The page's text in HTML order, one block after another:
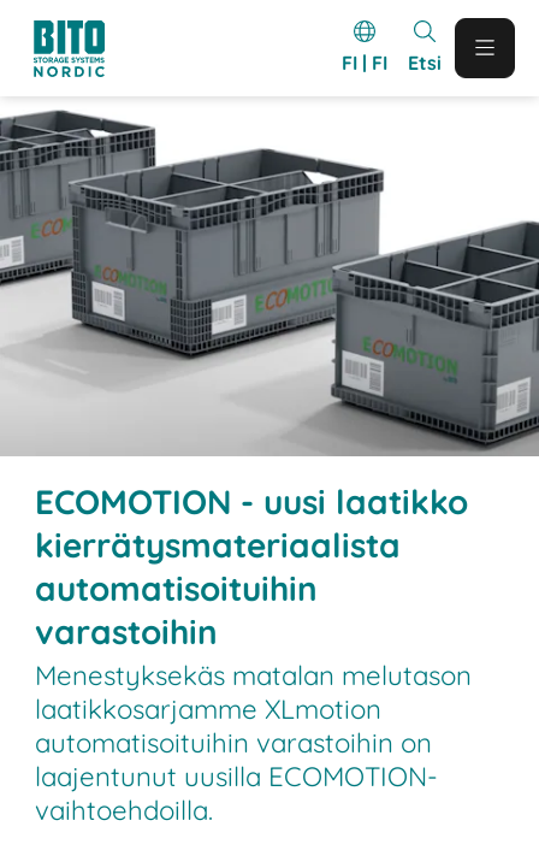
FI | FI Etsi
ECOMOTION - uusi laatikko
kierrätysmateriaalista
automatisoituihin
varastoihin
Menestyksekäs matalan melutason
laatikkosarjamme XLmotion
automatisoituihin varastoihin on
laajentunut uusilla ECOMOTION-
vaihtoehdoilla.